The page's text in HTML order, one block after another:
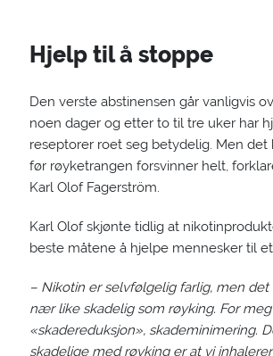
Hjelp til å stoppe
Den verste abstinensen går vanligvis
noen dager og etter to til tre uker har
reseptorer roet seg betydelig. Men det
før røyketrangen forsvinner helt,
Karl Olof Fagerström.
Karl Olof skjønte tidlig at
beste måtene å hjelpe mennesker til
– Nikotin er selvfølgelig farlig, men det
nær like skadelig som røyking. For
«skadereduksjon», skademinimering.
skadelige med røyking er at vi